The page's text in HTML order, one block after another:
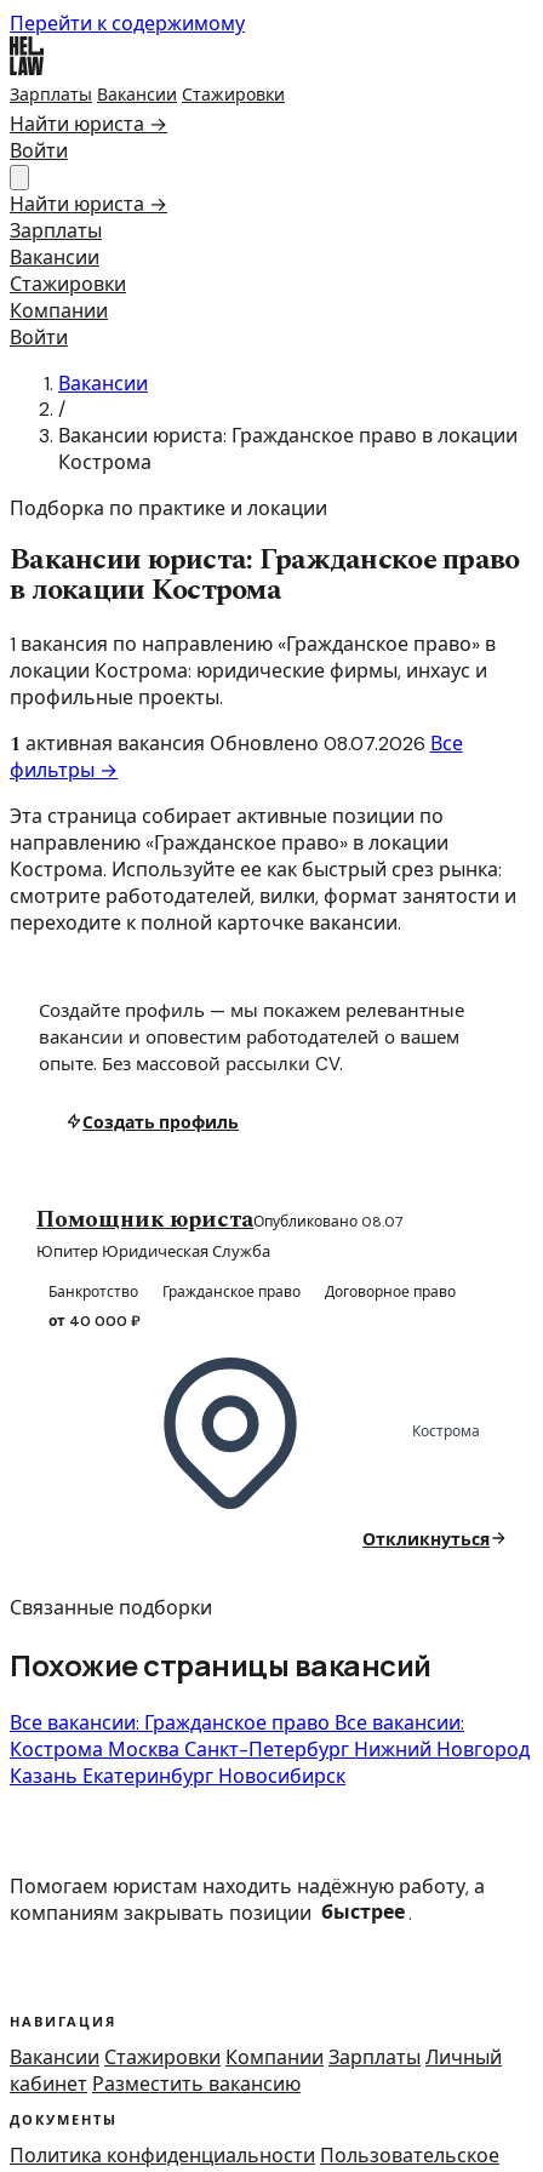
Перейти к содержимому
Зарплаты Вакансии Стажировки
Найти юриста →
Войти
Найти юриста →
Зарплаты
Вакансии
Стажировки
Компании
Войти
Вакансии
/
Вакансии юриста: Гражданское право в локации
Кострома
Подборка по практике и локации
Вакансии юриста: Гражданское право
в локации Кострома
1 вакансия по направлению «Гражданское право» в
локации Кострома: юридические фирмы, инхаус и
профильные проекты.
1 активная вакансия Обновлено 08.07.2026 Все
фильтры →
Эта страница собирает активные позиции по
направлению «Гражданское право» в локации
Кострома. Используйте ее как быстрый срез рынка:
смотрите работодателей, вилки, формат занятости и
переходите к полной карточке вакансии.
Создайте профиль — мы покажем релевантные
вакансии и оповестим работодателей о вашем
опыте. Без массовой рассылки CV.
Создать профиль
Помощник юристаОпубликовано 08.07
Юпитер Юридическая Служба
Банкротство Гражданское право
Договорное право
от 40 000 ₽
Кострома
Откликнуться
Связанные подборки
Похожие страницы вакансий
Все вакансии: Гражданское право Все вакансии:
Кострома Москва Санкт-Петербург Нижний Новгород
Казань Екатеринбург Новосибирск
Помогаем юристам находить надёжную работу, а
компаниям закрывать позиции быстрее.
НАВИГАЦИЯ
Вакансии Стажировки Компании Зарплаты Личный
кабинет Разместить вакансию
ДОКУМЕНТЫ
Политика конфиденциальности Пользовательское